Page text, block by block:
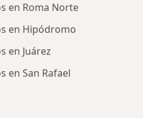
en Roma Norte
en Hipódromo
en Juárez
en San Rafael